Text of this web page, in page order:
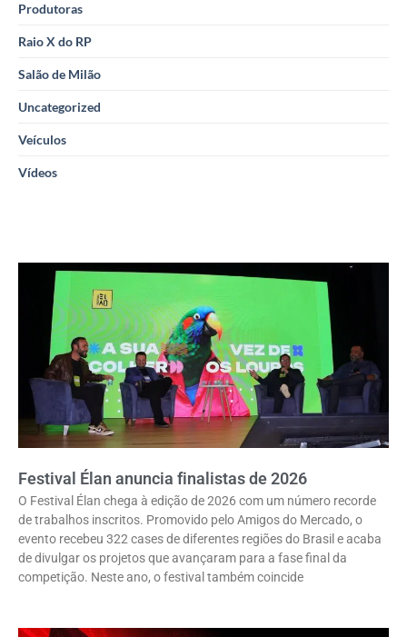
Produtoras
Raio X do RP
Salão de Milão
Uncategorized
Veículos
Vídeos
Festival Élan anuncia finalistas de 2026
O Festival Élan chega à edição de 2026 com um número recorde
de trabalhos inscritos. Promovido pelo Amigos do Mercado, o
evento recebeu 322 cases de diferentes regiões do Brasil e acaba
de divulgar os projetos que avançaram para a fase final da
competição. Neste ano, o festival também coincide